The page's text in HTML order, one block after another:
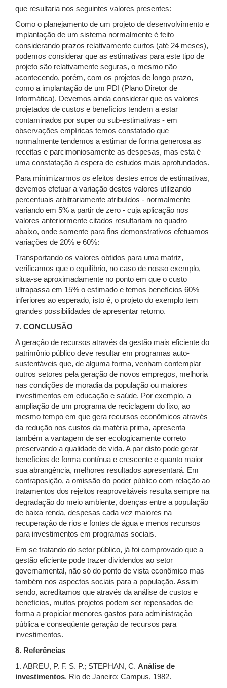
que resultaria nos seguintes valores presentes:
Como o planejamento de um projeto de desenvolvimento e
implantação de um sistema normalmente é feito
considerando prazos relativamente curtos (até 24 meses),
podemos considerar que as estimativas para este tipo de
projeto são relativamente seguras, o mesmo não
acontecendo, porém, com os projetos de longo prazo,
como a implantação de um PDI (Plano Diretor de
Informática). Devemos ainda considerar que os valores
projetados de custos e benefícios tendem a estar
contaminados por super ou sub-estimativas - em
observações empíricas temos constatado que
normalmente tendemos a estimar de forma generosa as
receitas e parcimoniosamente as despesas, mas esta é
uma constatação à espera de estudos mais aprofundados.
Para minimizarmos os efeitos destes erros de estimativas,
devemos efetuar a variação destes valores utilizando
percentuais arbitrariamente atribuídos - normalmente
variando em 5% a partir de zero - cuja aplicação nos
valores anteriormente citados resultariam no quadro
abaixo, onde somente para fins demonstrativos efetuamos
variações de 20% e 60%:
Transportando os valores obtidos para uma matriz,
verificamos que o equilíbrio, no caso de nosso exemplo,
situa-se aproximadamente no ponto em que o custo
ultrapassa em 15% o estimado e temos benefícios 60%
inferiores ao esperado, isto é, o projeto do exemplo tem
grandes possibilidades de apresentar retorno.
7. CONCLUSÃO
A geração de recursos através da gestão mais eficiente do
patrimônio público deve resultar em programas auto-
sustentáveis que, de alguma forma, venham contemplar
outros setores pela geração de novos empregos, melhoria
nas condições de moradia da população ou maiores
investimentos em educação e saúde. Por exemplo, a
ampliação de um programa de reciclagem do lixo, ao
mesmo tempo em que gera recursos econômicos através
da redução nos custos da matéria prima, apresenta
também a vantagem de ser ecologicamente correto
preservando a qualidade de vida. A par disto pode gerar
benefícios de forma contínua e crescente e quanto maior
sua abrangência, melhores resultados apresentará. Em
contraposição, a omissão do poder público com relação ao
tratamentos dos rejeitos reaproveitáveis resulta sempre na
degradação do meio ambiente, doenças entre a população
de baixa renda, despesas cada vez maiores na
recuperação de rios e fontes de água e menos recursos
para investimentos em programas sociais.
Em se tratando do setor público, já foi comprovado que a
gestão eficiente pode trazer dividendos ao setor
governamental, não só do ponto de vista econômico mas
também nos aspectos sociais para a população. Assim
sendo, acreditamos que através da análise de custos e
benefícios, muitos projetos podem ser repensados de
forma a propiciar menores gastos para administração
pública e conseqüente geração de recursos para
investimentos.
8. Referências
1. ABREU, P. F. S. P.; STEPHAN, C. Análise de
investimentos. Rio de Janeiro: Campus, 1982.